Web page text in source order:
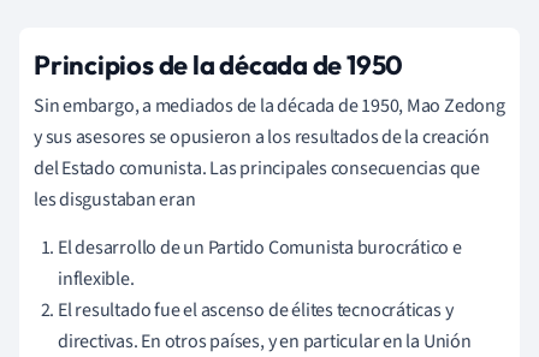
Principios de la década de 1950
Sin embargo, a mediados de la década de 1950, Mao Zedong
y sus asesores se opusieron a los resultados de la creación
del Estado comunista. Las principales consecuencias que
les disgustaban eran
El desarrollo de un Partido Comunista burocrático e
inflexible.
El resultado fue el ascenso de élites tecnocráticas y
directivas. En otros países, y en particular en la Unión